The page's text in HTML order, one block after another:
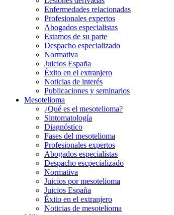
Enfermedades relacionadas
Profesionales expertos
Abogados especialistas
Estamos de su parte
Despacho especializado
Normativa
Juicios España
Éxito en el extranjero
Noticias de interés
Publicaciones y seminarios
Mesotelioma
¿Qué es el mesotelioma?
Sintomatología
Diagnóstico
Fases del mesotelioma
Profesionales expertos
Abogados especialistas
Despacho escpecializado
Normativa
Juicios por mesotelioma
Juicios España
Éxito en el extranjero
Noticias de mesotelioma